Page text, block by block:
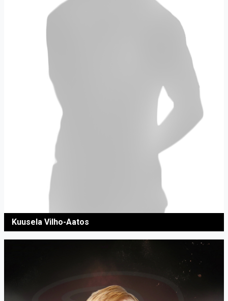
Kuusela Vilho-Aatos